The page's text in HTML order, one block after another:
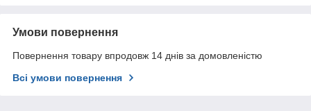
Умови повернення
Повернення товару впродовж 14 днів за домовленістю
Всі умови повернення